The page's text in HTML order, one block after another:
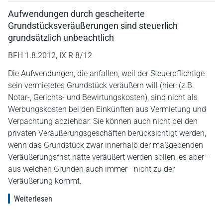
Aufwendungen durch gescheiterte
Grundstücksveräußerungen sind steuerlich
grundsätzlich unbeachtlich
BFH 1.8.2012, IX R 8/12
Die Aufwendungen, die anfallen, weil der Steuerpflichtige
sein vermietetes Grundstück veräußern will (hier: (z.B.
Notar-, Gerichts- und Bewirtungskosten), sind nicht als
Werbungskosten bei den Einkünften aus Vermietung und
Verpachtung abziehbar. Sie können auch nicht bei den
privaten Veräußerungsgeschäften berücksichtigt werden,
wenn das Grundstück zwar innerhalb der maßgebenden
Veräußerungsfrist hätte veräußert werden sollen, es aber -
aus welchen Gründen auch immer - nicht zu der
Veräußerung kommt.
Weiterlesen